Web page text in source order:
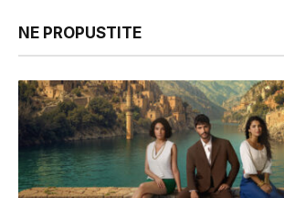
NE PROPUSTITE